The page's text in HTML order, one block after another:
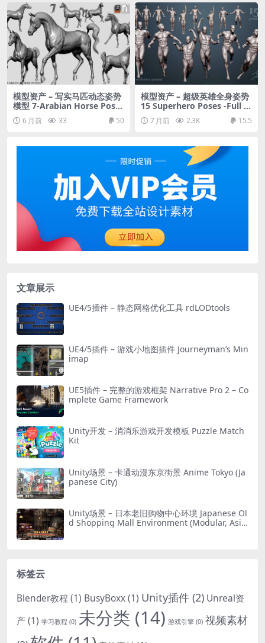
模型资产 – 写实马匹动态姿势
模型 7-Arabian Horse Poses
– 3D Models- ZTL+OBJ+STL
6 月前 33 50
模型资产 – 超级英雄全身姿势
15 Superhero Poses -Full B
ody – ZTL+OBJ+STL
7 月前 2.3K 15.5
文章展示
UE4/5插件 – 静态网格优化工具 rdLODtools
UE4/5插件 – 游戏小地图插件 Journeyman’s Min
imap
UE5插件 – 完整的游戏框架 Narrative Pro 2 – Co
mplete Game Framework
Unity开发 – 消消乐游戏开发模板 Puzzle Match
Kit
Unity场景 – 卡通动漫东京街景 Anime Tokyo (Ja
panese City)
Unity场景 – 日本老旧购物中心环境 Japanese Ol
d Shopping Mall Environment (Modular, Asia
标签云
Blender教程(1) BusyBoxx(1) Unity插件 (2) Unreal资
产(1) 学习教程 (0) 未分类 (14) 游戏引擎 (0) 视频素材